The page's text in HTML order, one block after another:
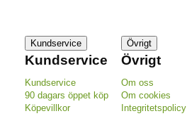
Kundservice
Kundservice
Kundservice
90 dagars öppet köp
Köpevillkor
Övrigt
Övrigt
Om oss
Om cookies
Integritetspolicy